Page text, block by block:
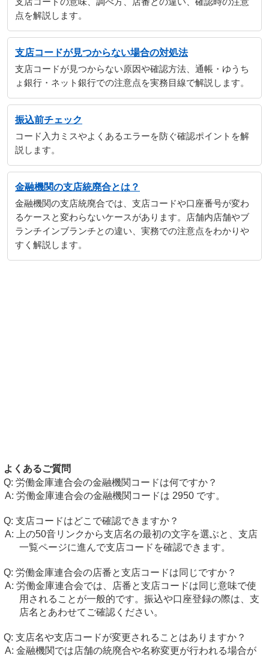
点を解説します。
支店コードが見つからない場合の対処法
支店コードが見つからない原因や確認方法、通帳・ゆうち
ょ銀行・ネット銀行での注意点を実務目線で解説します。
振込前チェック
コード入力ミスやよくあるエラーを防ぐ確認ポイントを解
説します。
金融機関の支店統廃合とは？
金融機関の支店統廃合では、支店コードや口座番号が変わ
るケースと変わらないケースがあります。店舗内店舗やブ
ランチインブランチとの違い、実務での注意点をわかりや
すく解説します。
よくあるご質問
労働金庫連合会の金融機関コードは何ですか？
労働金庫連合会の金融機関コードは 2950 です。
支店コードはどこで確認できますか？
上の50音リンクから支店名の最初の文字を選ぶと、支店
一覧ページに進んで支店コードを確認できます。
労働金庫連合会の店番と支店コードは同じですか？
労働金庫連合会では、店番と支店コードは同じ意味で使
用されることが一般的です。振込や口座登録の際は、支
店名とあわせてご確認ください。
支店名や支店コードが変更されることはありますか？
金融機関では店舗の統廃合や名称変更が行われる場合が